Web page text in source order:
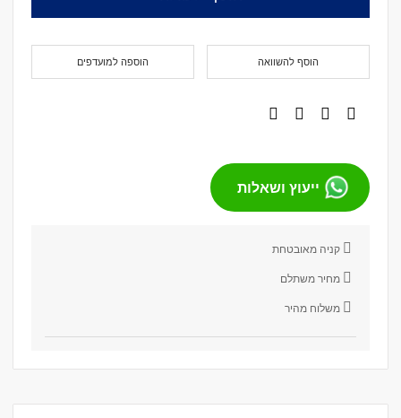
הוספה למועדפים הוסף להשוואה
ייעוץ ושאלות
קניה מאובטחת
מחיר משתלם
משלוח מהיר